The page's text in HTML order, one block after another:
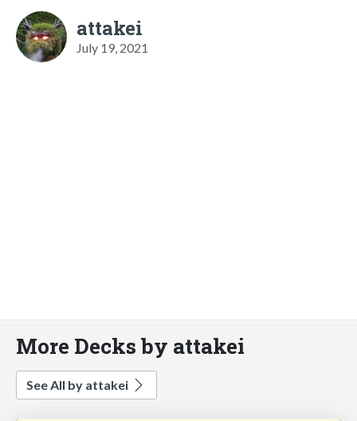
attakei
July 19, 2021
More Decks by attakei
See All by attakei